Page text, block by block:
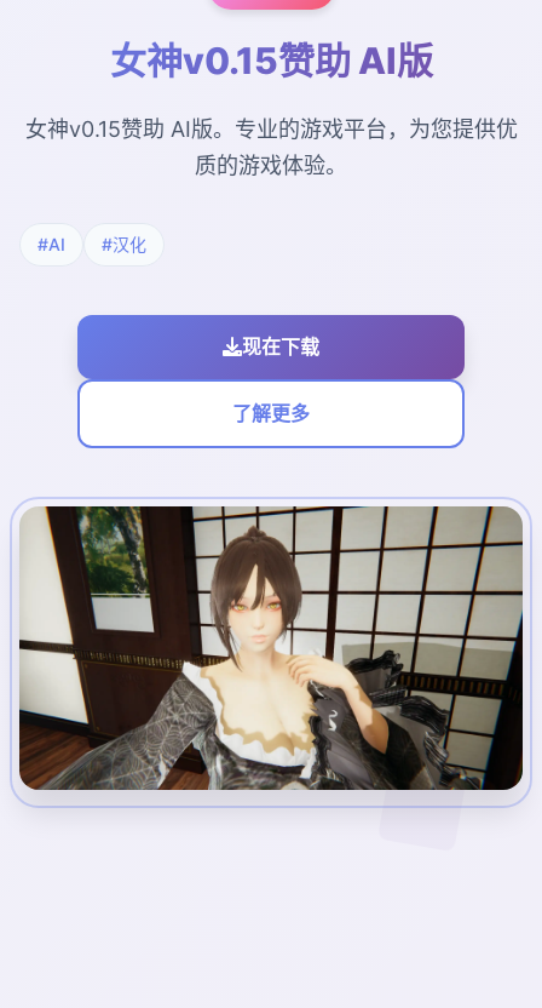
女神v0.15赞助 AI版
女神v0.15赞助 AI版。专业的游戏平台，为您提供优
质的游戏体验。
#AI #汉化
现在下载
了解更多